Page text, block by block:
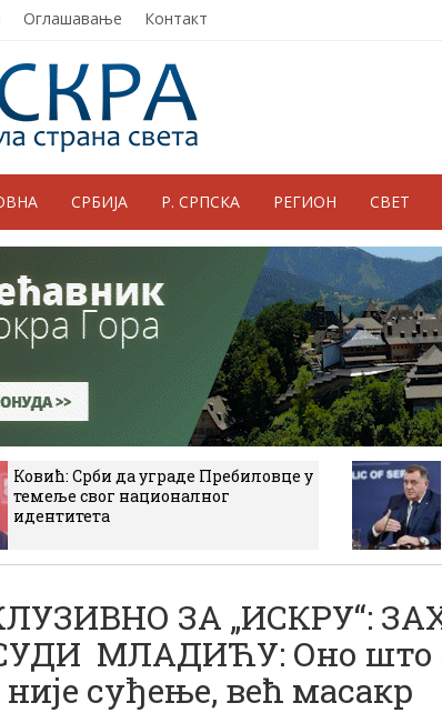
Оглашавање Контакт
СРБИЈА Р. СРПСКА РЕГИОН СВЕТ
Ковић: Срби да уграде Пребиловце у
темеље свог националног
идентитета
ЗА „ИСКРУ“:
МЛАДИЋУ: Оно што
суђење, већ масакр